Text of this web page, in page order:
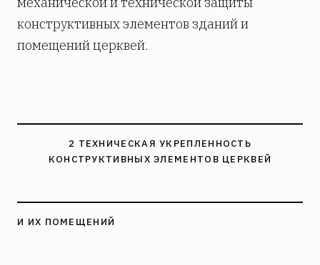
конструктивных элементов зданий и
помещений церквей.
2 ТЕХНИЧЕСКАЯ УКРЕПЛЕННОСТЬ
КОНСТРУКТИВНЫХ ЭЛЕМЕНТОВ ЦЕРКВЕЙ
И ИХ ПОМЕЩЕНИЙ